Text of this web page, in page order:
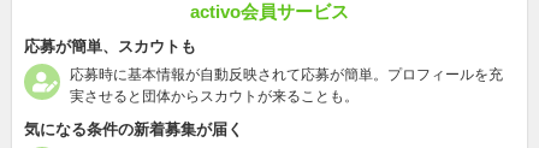
activo会員サービス
応募が簡単、スカウトも
応募時に基本情報が自動反映されて応募が簡単。プロフィールを充
実させると団体からスカウトが来ることも。
気になる条件の新着募集が届く